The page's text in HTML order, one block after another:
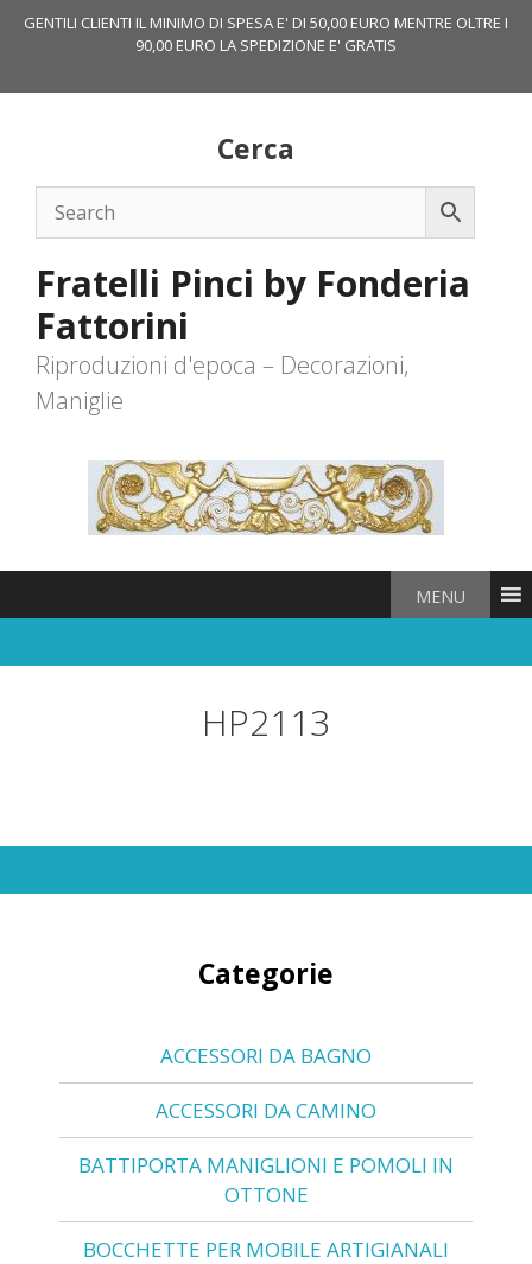
GENTILI CLIENTI IL MINIMO DI SPESA E' DI 50,00 EURO MENTRE OLTRE I
90,00 EURO LA SPEDIZIONE E' GRATIS
Cerca
Fratelli Pinci by Fonderia
Fattorini
Riproduzioni d'epoca – Decorazioni,
Maniglie
MENU
HP2113
Categorie
ACCESSORI DA BAGNO
ACCESSORI DA CAMINO
BATTIPORTA MANIGLIONI E POMOLI IN
OTTONE
BOCCHETTE PER MOBILE ARTIGIANALI